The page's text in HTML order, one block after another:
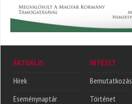
AKTUÁLIS
Hírek
Eseménynaptár
INTÉZET
Bemutatkozás
Történet